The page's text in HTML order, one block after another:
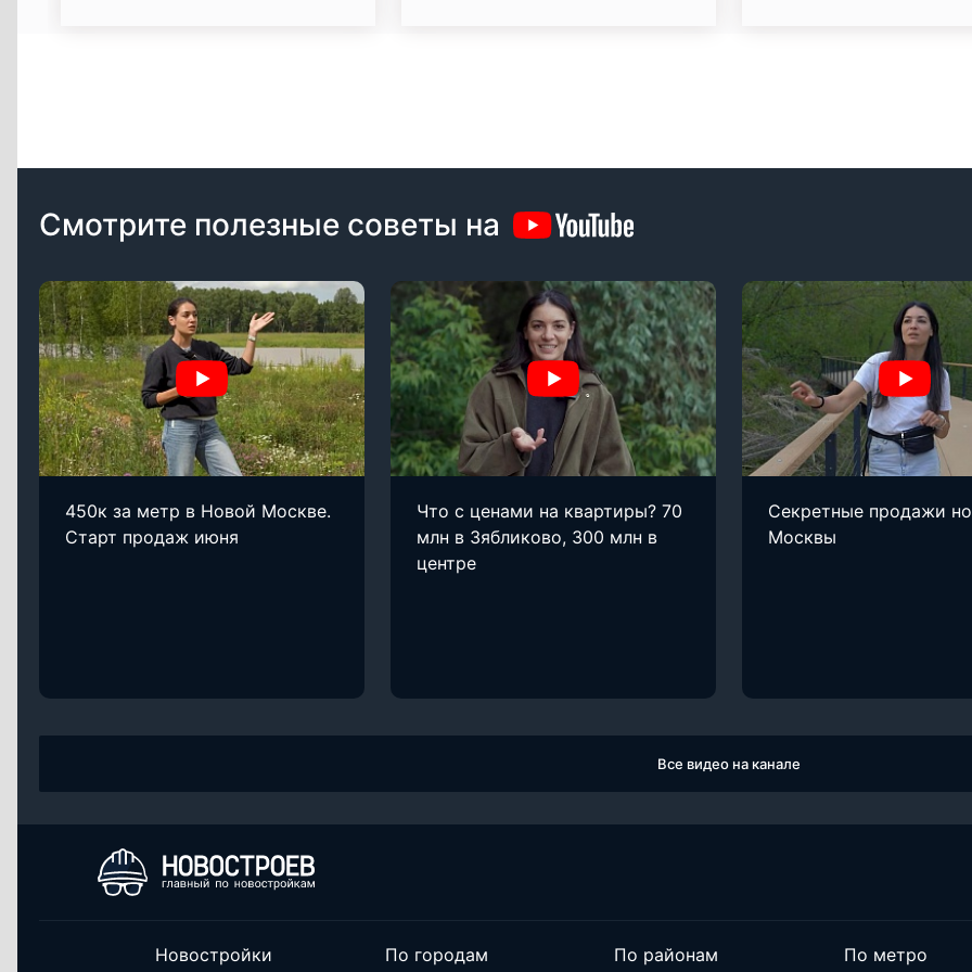
Смотрите полезные советы на
450к за метр в Новой Москве.
Старт продаж июня
Что с ценами на квартиры? 70
млн в Зябликово, 300 млн в
центре
Секретные продажи
Москвы
Все видео на канале
Новостройки По городам По районам По метро